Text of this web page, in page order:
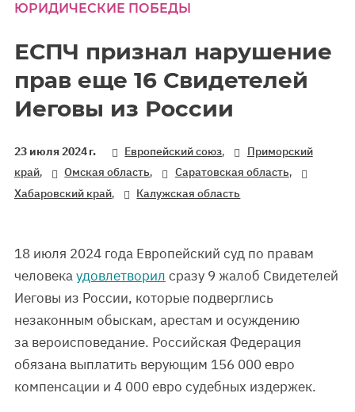
ЮРИДИЧЕСКИЕ ПОБЕДЫ
ЕСПЧ признал нарушение
прав еще 16 Свидетелей
Иеговы из России
23 июля 2024 г. Европейский союз,
Приморский
край, Омская область, Саратовская область,
Хабаровский край, Калужская область
18 июля 2024 года Европейский суд по правам
человекаудовлетворил сразу 9 жалоб Свидетелей
Иеговы из России, которые подверглись
незаконным обыскам, арестам и осуждению
за вероисповедание. Российская Федерация
обязана выплатить верующим 156 000 евро
компенсации и 4 000 евро судебных издержек.